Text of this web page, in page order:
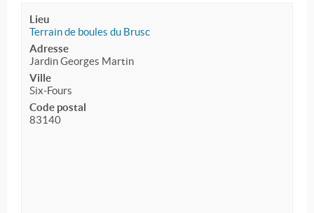
Lieu
Terrain de boules du Brusc
Adresse
Jardin Georges Martin
Ville
Six-Fours
Code postal
83140